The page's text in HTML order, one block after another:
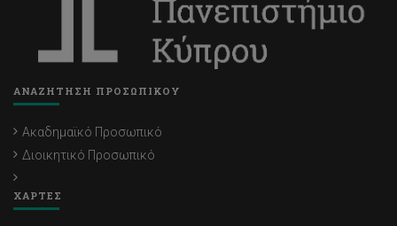
ΑΝΑΖΗΤΗΣΗ ΠΡΟΣΩΠΙΚΟΥ
Ακαδημαϊκό Προσωπικό
Διοικητικό Προσωπικό
ΧΑΡΤΕΣ